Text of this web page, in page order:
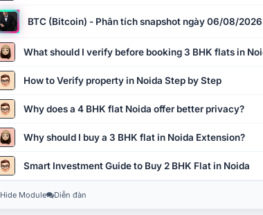
BTC (Bitcoin) - Phân tích snapshot ngày 06/08/2026
What should I verify before booking 3 BHK flats in
How to Verify property in Noida Step by Step
Why does a 4 BHK flat Noida offer better privacy?
Why should I buy a 3 BHK flat in Noida Extension?
Smart Investment Guide to Buy 2 BHK Flat in Noida
Hide Module Diễn đàn